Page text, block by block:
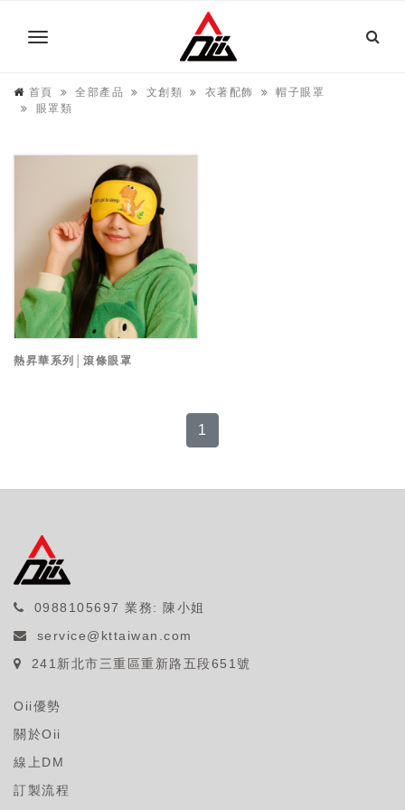
首頁 全部產品 文創類 衣著配飾
帽子眼罩
眼罩類
熱昇華系列│滾條眼罩
1
0988105697 業務: 陳小姐
service@kttaiwan.com
241新北市三重區重新路五段651號
Oii優勢
關於Oii
線上DM
訂製流程